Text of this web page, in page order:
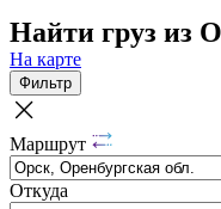
Найти груз из
На карте
Фильтр
Маршрут
Откуда